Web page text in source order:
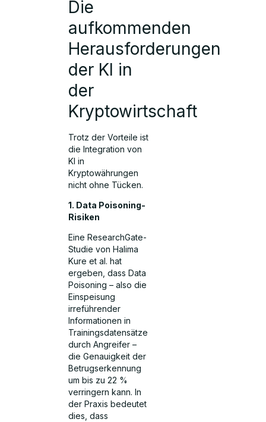
Die
aufkommenden
Herausforderungen
der KI in
der
Kryptowirtschaft
Trotz der Vorteile ist
die Integration von
KI in
Kryptowährungen
nicht ohne Tücken.
1. Data Poisoning-
Risiken
Eine ResearchGate-
Studie von Halima
Kure et al. hat
ergeben, dass Data
Poisoning – also die
Einspeisung
irreführender
Informationen in
Trainingsdatensätze
durch Angreifer –
die Genauigkeit der
Betrugserkennung
um bis zu 22 %
verringern kann. In
der Praxis bedeutet
dies, dass